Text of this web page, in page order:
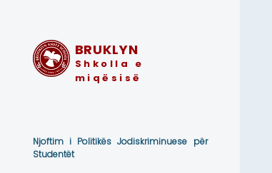
BRUKLYN
Shkolla e
miqësisë
Njoftim i Politikës Jodiskriminuese për
Studentët